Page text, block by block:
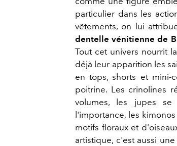
particulier dans les
vêtements, on lui
dentelle vénitienne de
Tout cet univers nourrit
déjà leur apparition les
en tops, shorts et mini-
poitrine. Les crinolines
volumes, les jupes
l'importance, les
motifs floraux et
artistique, c'est aussi